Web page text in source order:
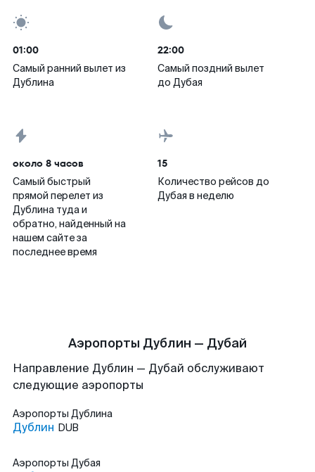
01:00
Самый ранний вылет из
Дублина
22:00
Самый поздний вылет
до Дубая
около 8 часов
Самый быстрый
прямой перелет из
Дублина туда и
обратно, найденный на
нашем сайте за
последнее время
15
Количество рейсов до
Дубая в неделю
Аэропорты Дублин — Дубай
Направление Дублин — Дубай обслуживают
следующие аэропорты
Аэропорты Дублина
Дублин DUB
Аэропорты Дубая